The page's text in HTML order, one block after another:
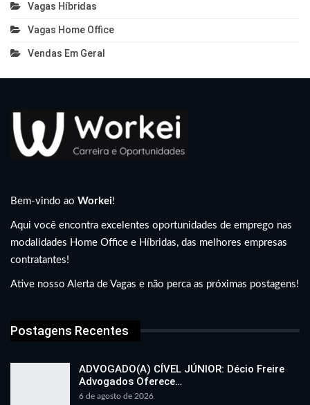
Vagas Híbridas
Vagas Home Office
Vendas Em Geral
Bem-vindo ao Workei!
Aqui você encontra excelentes oportunidades de emprego nas
modalidades Home Office e Híbridas, das melhores empresas
contratantes!
Ative nosso Alerta de Vagas e não perca as próximas postagens!
Postagens Recentes
ADVOGADO(A) CÍVEL JÚNIOR: Décio Freire
Advogados Oferece…
6 de agosto de 2026